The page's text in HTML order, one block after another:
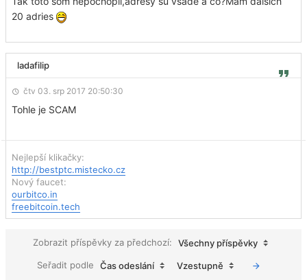
20 adries
ladafilip
čtv 03. srp 2017 20:50:30
Tohle je SCAM
Nejlepší klikačky:
http://bestptc.mistecko.cz
Nový faucet:
ourbitco.in
freebitcoin.tech
Zobrazit příspěvky za předchozí:
Všechny příspěvky
Seřadit podle
Čas odeslání Vzestupně